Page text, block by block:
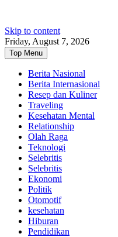
Skip to content
Friday, August 7, 2026
Top Menu
Berita Nasional
Berita Internasional
Resep dan Kuliner
Traveling
Kesehatan Mental
Relationship
Olah Raga
Teknologi
Selebritis
Selebritis
Ekonomi
Politik
Otomotif
kesehatan
Hiburan
Pendidikan